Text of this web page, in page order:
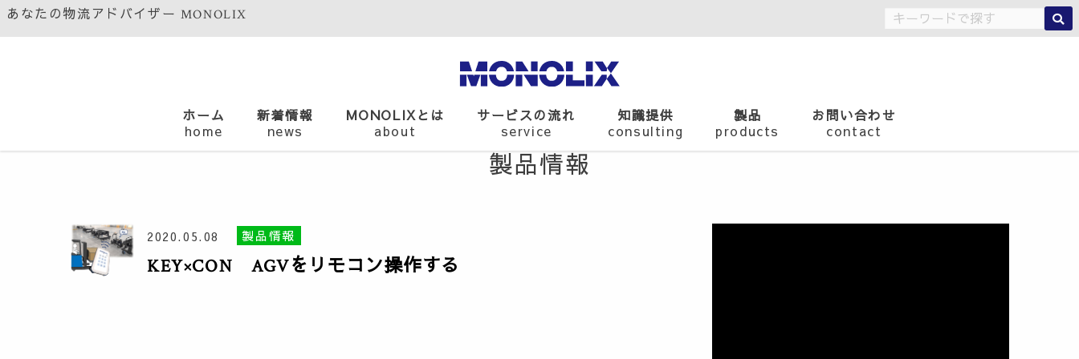
あなたの物流アドバイザー MONOLIX
ホーム
home
新着情報
news
MONOLIXとは
about
サービスの流れ
service
知識提供
consulting
製品
products
お問い合わせ
contact
製品情報
2020.05.08 製品情報
KEY×CON AGVをリモコン操作する